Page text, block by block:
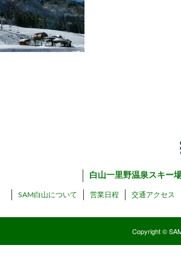
白山一里野温泉スキー
SAM白山について 営業日程 交通アクセス
Copyright ©